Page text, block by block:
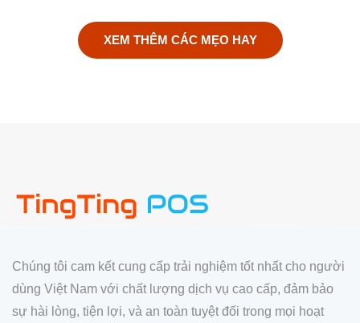
XEM THÊM CÁC MẸO HAY
Chúng tôi cam kết cung cấp trải nghiệm tốt nhất cho người
dùng Việt Nam với chất lượng dịch vụ cao cấp, đảm bảo
sự hài lòng, tiện lợi, và an toàn tuyệt đối trong mọi hoạt